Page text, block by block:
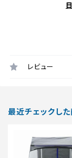
レビュー
最近チェックし